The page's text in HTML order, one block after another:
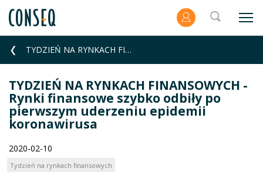
TYDZIEŃ NA RYNKACH FINANSOWYCH - Rynki finansowe szybko odbiły po pierwszym uderzeniu epidemii koron
TYDZIEŃ NA RYNKACH FINANSOWYCH -
Rynki finansowe szybko odbiły po
pierwszym uderzeniu epidemii
koronawirusa
2020-02-10
Tydzień na rynkach finansowych